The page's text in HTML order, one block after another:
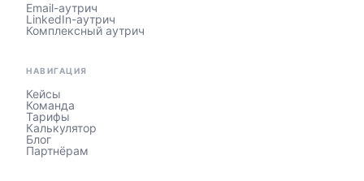
Email-аутрич
LinkedIn-аутрич
Комплексный аутрич
НАВИГАЦИЯ
Кейсы
Команда
Тарифы
Калькулятор
Блог
Партнёрам